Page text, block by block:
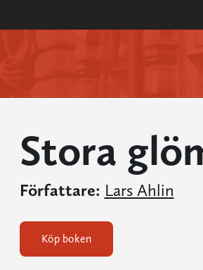
Stora
Författare: Lars Ahlin
Köp boken